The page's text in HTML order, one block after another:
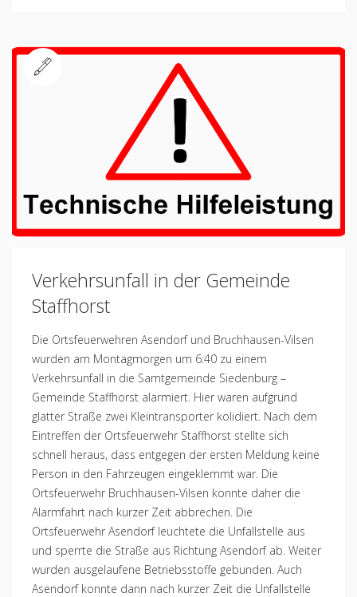
Verkehrsunfall in der Gemeinde
Staffhorst
Die Ortsfeuerwehren Asendorf und Bruchhausen-Vilsen
wurden am Montagmorgen um 6:40 zu einem
Verkehrsunfall in die Samtgemeinde Siedenburg –
Gemeinde Staffhorst alarmiert. Hier waren aufgrund
glatter Straße zwei Kleintransporter kolidiert. Nach dem
Eintreffen der Ortsfeuerwehr Staffhorst stellte sich
schnell heraus, dass entgegen der ersten Meldung keine
Person in den Fahrzeugen eingeklemmt war. Die
Ortsfeuerwehr Bruchhausen-Vilsen konnte daher die
Alarmfahrt nach kurzer Zeit abbrechen. Die
Ortsfeuerwehr Asendorf leuchtete die Unfallstelle aus
und sperrte die Straße aus Richtung Asendorf ab. Weiter
wurden ausgelaufene Betriebsstoffe gebunden. Auch
Asendorf konnte dann nach kurzer Zeit die Unfallstelle